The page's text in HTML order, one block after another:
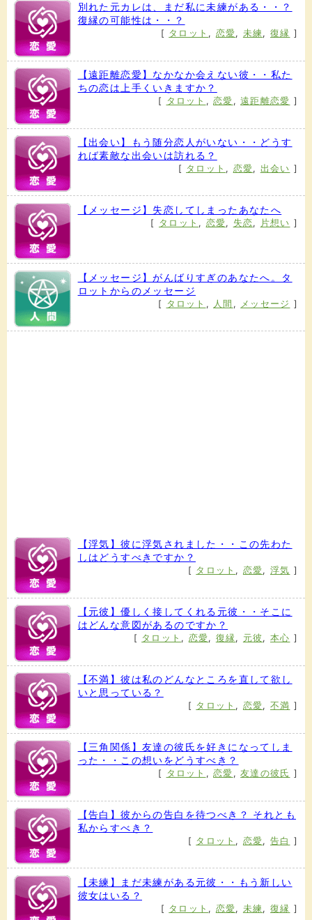
別れた元カレは、まだ私に未練がある・・？
復縁の可能性は・・？
[ タロット , 恋愛, 未練, 復縁 ]
【遠距離恋愛】なかなか会えない彼・・私た
ちの恋は上手くいきますか？
[ タロット ,恋愛 ,遠距離恋愛 ]
【出会い】もう随分恋人がいない・・どうす
れば素敵な出会いは訪れる？
[ タロット , 恋愛, 出会い ]
【メッセージ】失恋してしまったあなたへ
[ タロット , 恋愛, 失恋, 片想い ]
【メッセージ】がんばりすぎのあなたへ。タ
ロットからのメッセージ
[ タロット , 人間 , メッセージ ]
【浮気】彼に浮気されました・・この先わた
しはどうすべきですか？
[ タロット , 恋愛, 浮気 ]
【元彼】優しく接してくれる元彼・・そこに
はどんな意図があるのですか？
[ タロット , 恋愛, 復縁, 元彼 , 本心 ]
【不満】彼は私のどんなところを直して欲し
いと思っている？
[ タロット , 恋愛, 不満 ]
【三角関係】友達の彼氏を好きになってしま
った・・この想いをどうすべき？
[ タロット ,恋愛 ,友達の彼氏 ]
【告白】彼からの告白を待つべき？ それとも
私からすべき？
[ タロット , 恋愛, 告白 ]
【未練】まだ未練がある元彼・・もう新しい
彼女はいる？
[ タロット , 恋愛, 未練 , 復縁 ]